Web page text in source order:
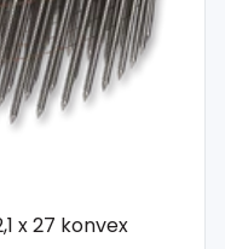
x 27 konvex